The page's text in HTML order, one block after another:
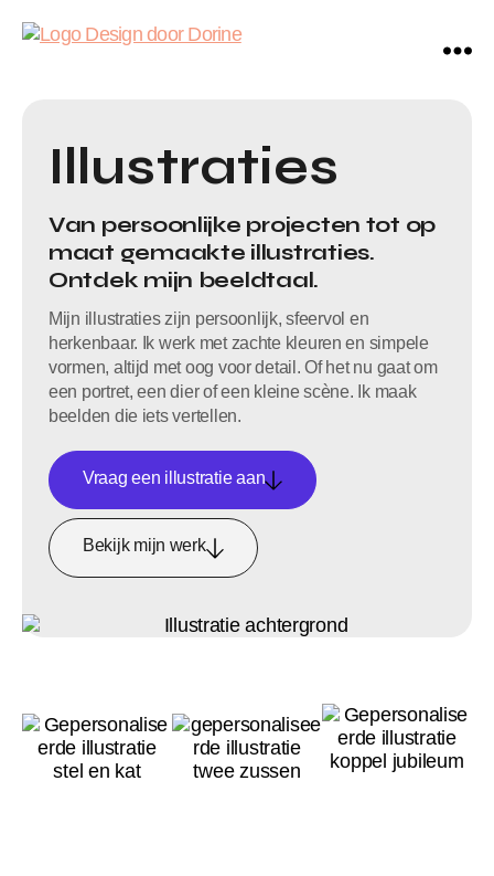
Illustraties
Van persoonlijke projecten tot op
maat gemaakte illustraties.
Ontdek mijn beeldtaal.
Mijn illustraties zijn persoonlijk, sfeervol en
herkenbaar. Ik werk met zachte kleuren en simpele
vormen, altijd met oog voor detail. Of het nu gaat om
een portret, een dier of een kleine scène. Ik maak
beelden die iets vertellen.
Vraag een illustratie aan
Bekijk mijn werk